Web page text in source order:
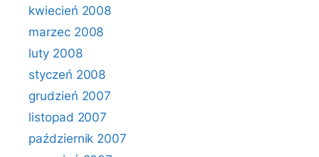
kwiecień 2008
marzec 2008
luty 2008
styczeń 2008
grudzień 2007
listopad 2007
październik 2007